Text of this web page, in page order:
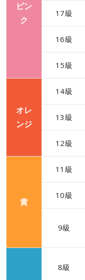
ピン
ク
17級
16級
15級
オレ
ンジ
14級
13級
12級
黄
11級
10級
9級
8級